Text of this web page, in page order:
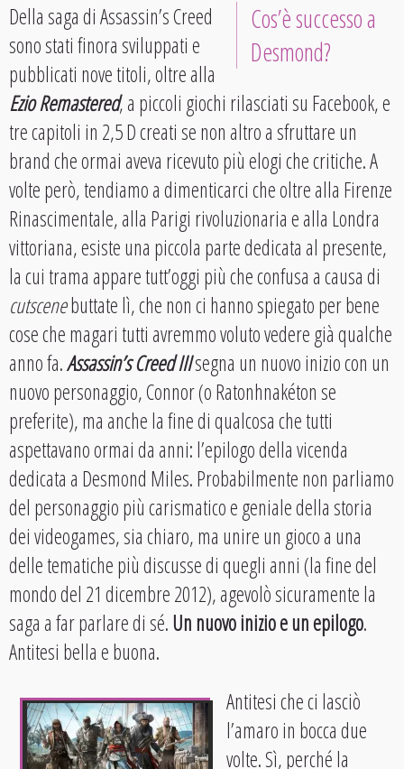
Cos’è successo a
Desmond?
Della saga di Assassin’s Creed
sono stati finora sviluppati e
pubblicati nove titoli, oltre alla
Ezio Remastered, a piccoli giochi rilasciati su Facebook, e
tre capitoli in 2,5 D creati se non altro a sfruttare un
brand che ormai aveva ricevuto più elogi che critiche. A
volte però, tendiamo a dimenticarci che oltre alla Firenze
Rinascimentale, alla Parigi rivoluzionaria e alla Londra
vittoriana, esiste una piccola parte dedicata al presente,
la cui trama appare tutt’oggi più che confusa a causa di
cutscenebuttate lì, che non ci hanno spiegato per bene
cose che magari tutti avremmo voluto vedere già qualche
anno fa.Assassin’s Creed IIIsegna un nuovo inizio con un
nuovo personaggio, Connor (o Ratonhnakéton se
preferite), ma anche la fine di qualcosa che tutti
aspettavano ormai da anni: l’epilogo della vicenda
dedicata a Desmond Miles. Probabilmente non parliamo
del personaggio più carismatico e geniale della storia
dei videogames, sia chiaro, ma unire un gioco a una
delle tematiche più discusse di quegli anni (la fine del
mondo del 21 dicembre 2012), agevolò sicuramente la
saga a far parlare di sé.Un nuovo inizio e un epilogo.
Antitesi bella e buona.
Antitesi che ci lasciò
l’amaro in bocca due
volte. Sì, perché la